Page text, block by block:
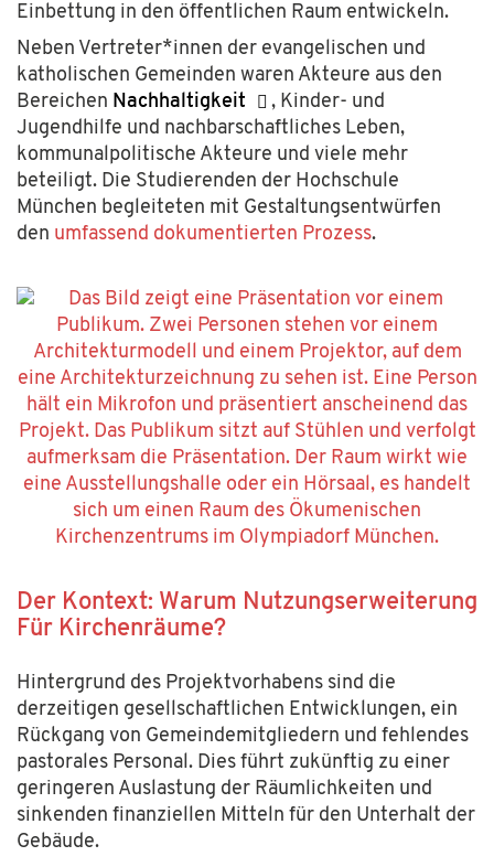
Einbettung in den öffentlichen Raum entwickeln.
Neben Vertreter*innen der evangelischen und
katholischen Gemeinden waren Akteure aus den
Bereichen Nachhaltigkeit
, Kinder- und
Jugendhilfe und nachbarschaftliches Leben,
kommunalpolitische Akteure und viele mehr
beteiligt. Die Studierenden der Hochschule
München begleiteten mit Gestaltungsentwürfen
den umfassend dokumentierten Prozess.
Der Kontext: Warum Nutzungserweiterung
Für Kirchenräume?
Hintergrund des Projektvorhabens sind die
derzeitigen gesellschaftlichen Entwicklungen, ein
Rückgang von Gemeindemitgliedern und fehlendes
pastorales Personal. Dies führt zukünftig zu einer
geringeren Auslastung der Räumlichkeiten und
sinkenden finanziellen Mitteln für den Unterhalt der
Gebäude.